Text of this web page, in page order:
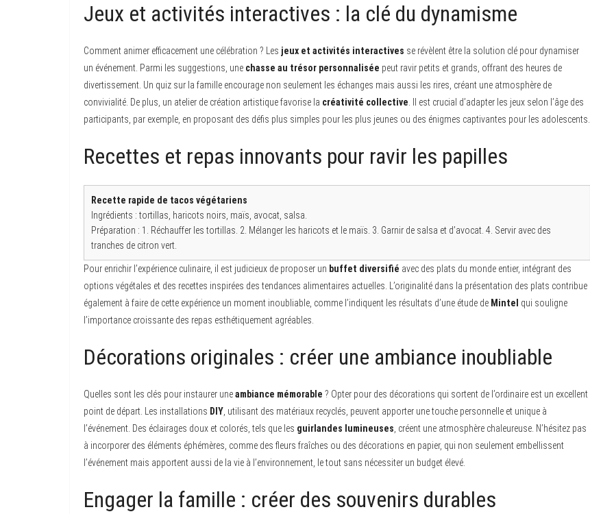
Jeux et activités interactives : la clé du dynamisme
Comment animer efficacement une célébration ? Les jeux et activités interactives se révèlent être la solution clé pour dynamiser
un événement. Parmi les suggestions, une chasse au trésor personnalisée peut ravir petits et grands, offrant des heures de
divertissement. Un quiz sur la famille encourage non seulement les échanges mais aussi les rires, créant une atmosphère de
convivialité. De plus, un atelier de création artistique favorise la créativité collective. Il est crucial d’adapter les jeux selon l’âge des
participants, par exemple, en proposant des défis plus simples pour les plus jeunes ou des énigmes captivantes pour les adolescents.
Recettes et repas innovants pour ravir les papilles
Recette rapide de tacos végétariens
Ingrédients : tortillas, haricots noirs, maïs, avocat, salsa.
Préparation : 1. Réchauffer les tortillas. 2. Mélanger les haricots et le maïs. 3. Garnir de salsa et d’avocat. 4. Servir avec des
tranches de citron vert.
Pour enrichir l’expérience culinaire, il est judicieux de proposer un buffet diversifié avec des plats du monde entier, intégrant des
options végétales et des recettes inspirées des tendances alimentaires actuelles. L’originalité dans la présentation des plats contribue
également à faire de cette expérience un moment inoubliable, comme l’indiquent les résultats d’une étude de Mintel qui souligne
l’importance croissante des repas esthétiquement agréables.
Décorations originales : créer une ambiance inoubliable
Quelles sont les clés pour instaurer uneambiance mémorable ? Opter pour des décorations qui sortent de l’ordinaire est un excellent
point de départ. Les installations DIY, utilisant des matériaux recyclés, peuvent apporter une touche personnelle et unique à
l’événement. Des éclairages doux et colorés, tels que les guirlandes lumineuses, créent une atmosphère chaleureuse. N’hésitez pas
à incorporer des éléments éphémères, comme des fleurs fraîches ou des décorations en papier, qui non seulement embellissent
l’événement mais apportent aussi de la vie à l’environnement, le tout sans nécessiter un budget élevé.
Engager la famille : créer des souvenirs durables